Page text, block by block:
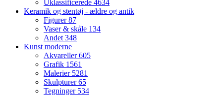
Uklassificerede 4634
Keramik og stentøj - ældre og antik
Figurer87
Vaser & skåle 134
Andet348
Kunst moderne
Akvareller605
Grafik 1561
Malerier 5281
Skulpturer65
Tegninger 534